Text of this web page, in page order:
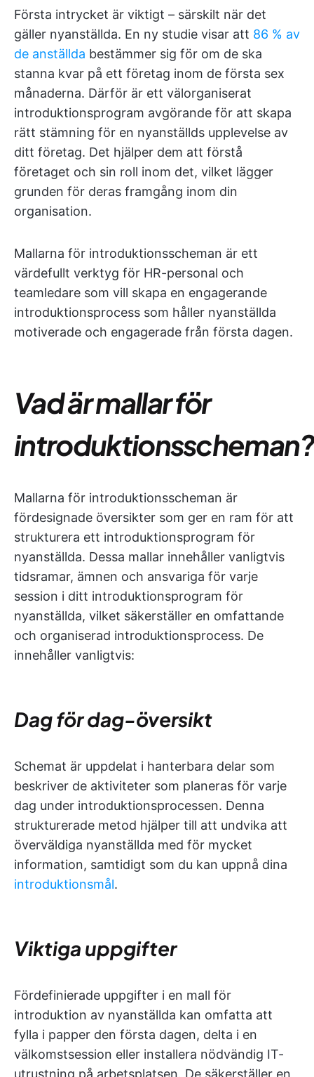
Första intrycket är viktigt – särskilt när det
gäller nyanställda. En ny studie visar att 86 % av
de anställda bestämmer sig för om de ska
stanna kvar på ett företag inom de första sex
månaderna. Därför är ett välorganiserat
introduktionsprogram avgörande för att skapa
rätt stämning för en nyanställds upplevelse av
ditt företag. Det hjälper dem att förstå
företaget och sin roll inom det, vilket lägger
grunden för deras framgång inom din
organisation.
Mallarna för introduktionsscheman är ett
värdefullt verktyg för HR-personal och
teamledare som vill skapa en engagerande
introduktionsprocess som håller nyanställda
motiverade och engagerade från första dagen.
Vad är mallar för
introduktionsscheman?
Mallarna för introduktionsscheman är
fördesignade översikter som ger en ram för att
strukturera ett introduktionsprogram för
nyanställda. Dessa mallar innehåller vanligtvis
tidsramar, ämnen och ansvariga för varje
session i ditt introduktionsprogram för
nyanställda, vilket säkerställer en omfattande
och organiserad introduktionsprocess. De
innehåller vanligtvis:
Dag för dag-översikt
Schemat är uppdelat i hanterbara delar som
beskriver de aktiviteter som planeras för varje
dag under introduktionsprocessen. Denna
strukturerade metod hjälper till att undvika att
överväldiga nyanställda med för mycket
information, samtidigt som du kan uppnå dina
introduktionsmål.
Viktiga uppgifter
Fördefinierade uppgifter i en mall för
introduktion av nyanställda kan omfatta att
fylla i papper den första dagen, delta i en
välkomstsession eller installera nödvändig IT-
utrustning på arbetsplatsen. De säkerställer en